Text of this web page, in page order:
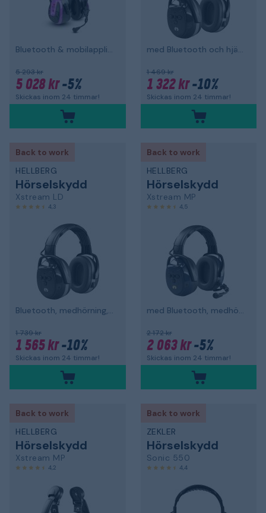
Bluetooth & mobilapplikation, hjässbygel
5 293 kr
5 028 kr-5%
Skickas inom 24 timmar!
med Bluetooth och hjässbygel
1 469 kr
1 322 kr-10%
Skickas inom 24 timmar!
Back to work
HELLBERG
Hörselskydd
Xstream LD
4,3
Bluetooth, medhörning, hjässbygel
1 739 kr
1 565 kr-10%
Skickas inom 24 timmar!
Back to work
HELLBERG
Hörselskydd
Xstream MP
4,5
med Bluetooth, medhörning och hjässbygel
2 172 kr
2 063 kr-5%
Skickas inom 24 timmar!
Back to work
HELLBERG
Hörselskydd
Xstream MP
4,2
Back to work
ZEKLER
Hörselskydd
Sonic 550
4,4